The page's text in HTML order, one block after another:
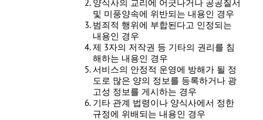
양식사의 교리에 어긋나거나 공공질서
및 미풍양속에 위반되는 내용인 경우
범죄적 행위에 부합된다고 인정되는
내용인 경우
제 3자의 저작권 등 기타의 권리를 침
해하는 내용인 경우
서비스의 안정적 운영에 방해가 될 정
도로 많은 양의 정보를 등록하거나 광
고성 정보를 게시하는 경우
기타 관계 법령이나 양식사에서 정한
규정에 위배되는 내용인 경우